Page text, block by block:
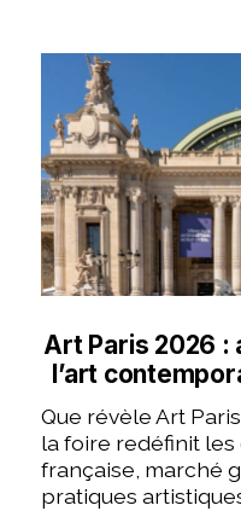
Art Paris 2026 :
l’art
Que révèle Art
la foire redéfinit
française, marché
pratiques